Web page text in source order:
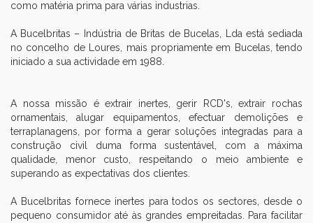
como matéria prima para várias industrias.
A Bucelbritas – Indústria de Britas de Bucelas, Lda está sediada
no concelho de Loures, mais propriamente em Bucelas, tendo
iniciado a sua actividade em 1988.
A nossa missão é extrair inertes, gerir RCD's, extrair rochas
ornamentais, alugar equipamentos, efectuar demolições e
terraplanagens, por forma a gerar soluções integradas para a
construção civil duma forma sustentável, com a máxima
qualidade, menor custo, respeitando o meio ambiente e
superando as expectativas dos clientes.
A Bucelbritas fornece inertes para todos os sectores, desde o
pequeno consumidor até às grandes empreitadas. Para facilitar